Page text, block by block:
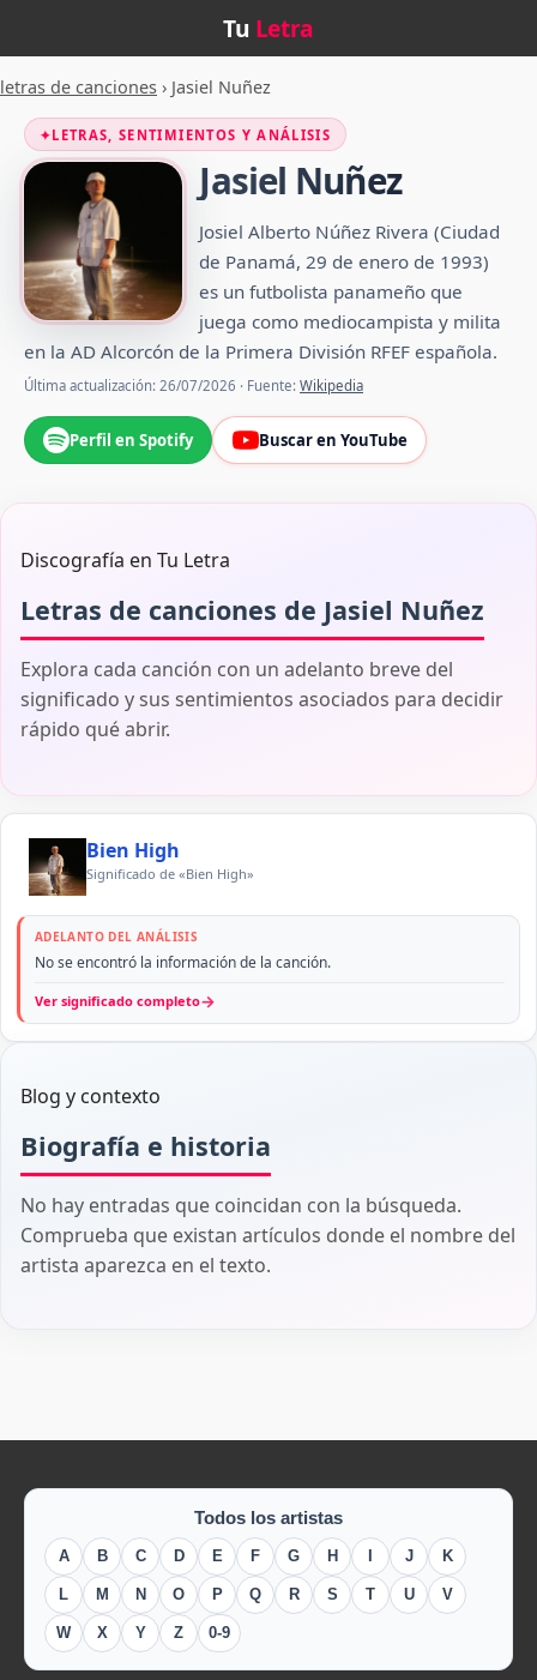
Tu Letra
letras de canciones › Jasiel Nuñez
✦LETRAS, SENTIMIENTOS Y ANÁLISIS
Jasiel Nuñez
Josiel Alberto Núñez Rivera (Ciudad
de Panamá, 29 de enero de 1993)
es un futbolista panameño que
juega como mediocampista y milita
en la AD Alcorcón de la Primera División RFEF española.
Última actualización: 26/07/2026 · Fuente: Wikipedia
Perfil en Spotify Buscar en YouTube
Discografía en Tu Letra
Letras de canciones de Jasiel Nuñez
Explora cada canción con un adelanto breve del
significado y sus sentimientos asociados para decidir
rápido qué abrir.
Bien High
Significado de «Bien High»
ADELANTO DEL ANÁLISIS
No se encontró la información de la canción.
Ver significado completo→
Blog y contexto
Biografía e historia
No hay entradas que coincidan con la búsqueda.
Comprueba que existan artículos donde el nombre del
artista aparezca en el texto.
Todos los artistas
A B C D E F G H J K
L M N O P Q R S T U V
W X Y Z 0-9